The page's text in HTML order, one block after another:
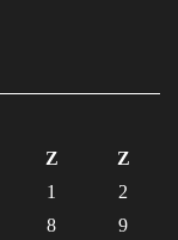
Z
Z
1
2
8
9